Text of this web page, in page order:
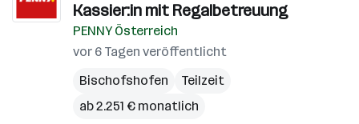
Kassier:in mit Regalbetreuung
PENNY Österreich
vor 6 Tagen veröffentlicht
Bischofshofen
Teilzeit
ab 2.251 € monatlich